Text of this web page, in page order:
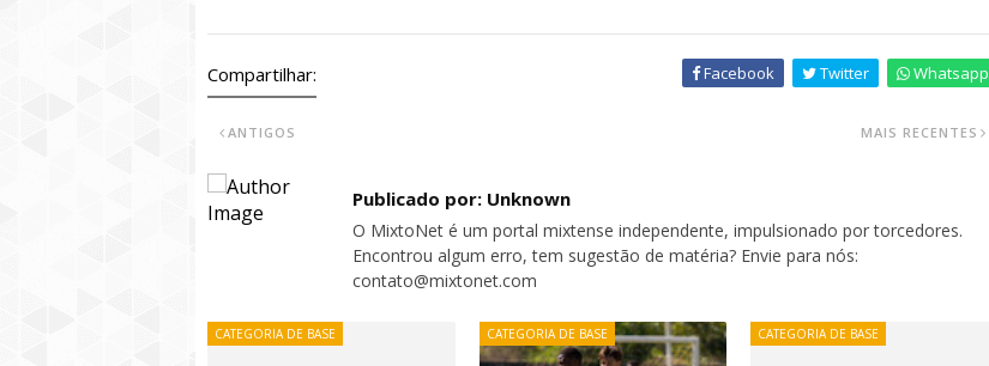
Compartilhar: Facebook Twitter Whatsapp
MAIS RECENTES
ANTIGOS
Publicado por: Unknown
O MixtoNet é um portal mixtense independente, impulsionado por torcedores.
Encontrou algum erro, tem sugestão de matéria? Envie para nós:
contato@mixtonet.com
CATEGORIA DE BASE CATEGORIA DE BASE CATEGORIA DE BASE